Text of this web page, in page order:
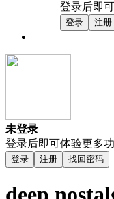
登录后即
登录 注册
未登录
登录后即可体验更多
登录 注册 找回密码